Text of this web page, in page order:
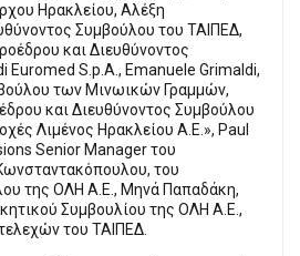
Ηρακλείου, Αλέξη
Συμβούλου του ΤΑΙΠΕΔ,
και Διευθύνοντος
Euromed S.p.A., Emanuele Grimaldi,
των Μινωικών Γραμμών,
και Διευθύνοντος Συμβούλου
Λιμένος Ηρακλείου Α.Ε.», Paul
Senior Manager του
του
της ΟΛΗ Α.Ε., Μηνά Παπαδάκη,
Συμβουλίου της ΟΛΗ Α.Ε.,
του ΤΑΙΠΕΔ.